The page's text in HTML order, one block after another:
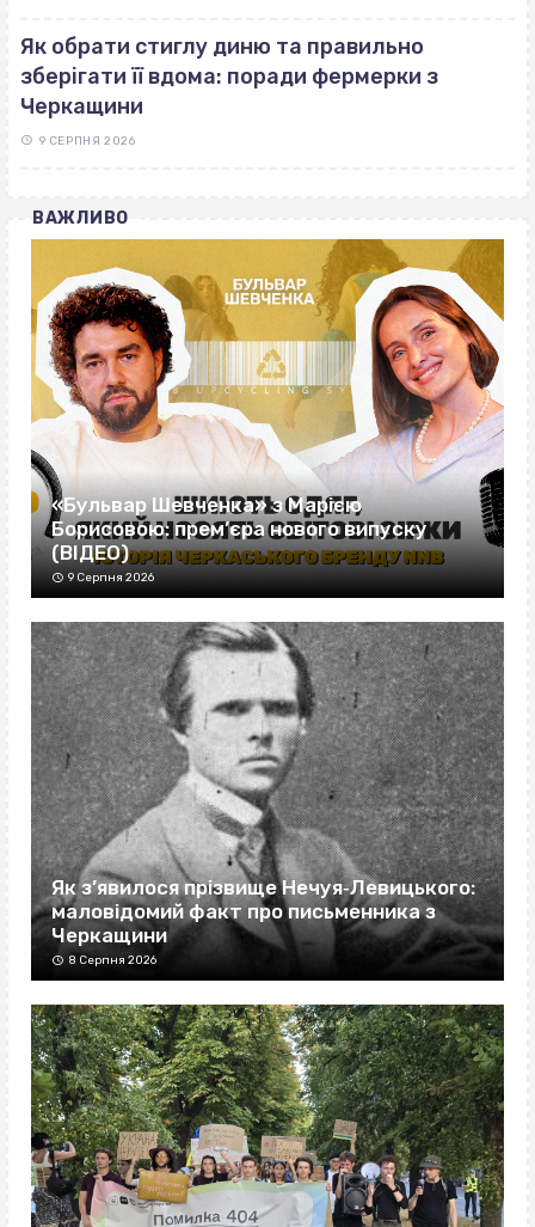
Як обрати стиглу диню та правильно
зберігати її вдома: поради фермерки з
Черкащини
9 СЕРПНЯ 2026
ВАЖЛИВО
«Бульвар Шевченка» з Марією
Борисовою: прем’єра нового випуску
(ВІДЕО)
9 Серпня 2026
Як з’явилося прізвище Нечуя‐Левицького:
маловідомий факт про письменника з
Черкащини
8 Серпня 2026